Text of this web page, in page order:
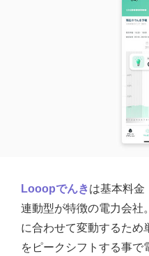
Looopでんきは基本料金
連動型が特徴の電力会社
に合わせて変動するため
をピークシフトする事で